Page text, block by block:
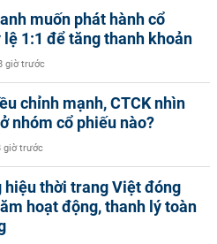
muốn phát hành cổ
lệ 1:1 để tăng thanh khoản
giờ trước
chỉnh mạnh, CTCK nhìn
nhóm cổ phiếu nào?
giờ trước
hiệu thời trang Việt đóng
hoạt động, thanh lý toàn